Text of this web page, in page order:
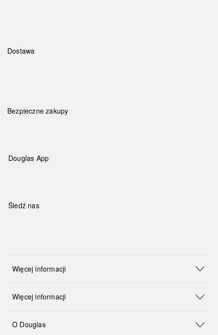
Dostawa
Bezpieczne zakupy
Douglas App
Śledź nas
Więcej informacji
Więcej informacji
O Douglas